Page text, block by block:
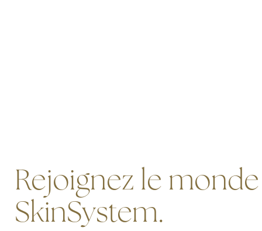
Rejoignez le monde
SkinSystem.